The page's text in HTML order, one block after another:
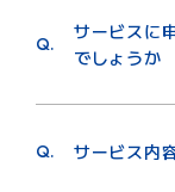
いない時間
だけでは不
は、電力会
電力会社へ
Q.
サービスに
でしょうか
A.
本サービス
ているサー
Q.
サービス内